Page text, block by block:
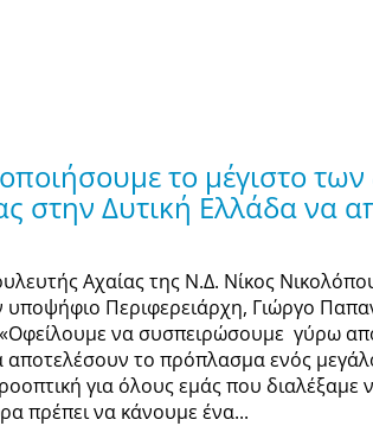
το μέγιστο
Δυτική Ελλάδα να
Αχαίας της Ν.Δ. Νίκος
Περιφερειάρχη, Γιώργο
να συσπειρώσουμε γύρω από
αποτελέσουν το πρόπλασμα ενός
για όλους εμάς που
πρέπει να κάνουμε ένα...